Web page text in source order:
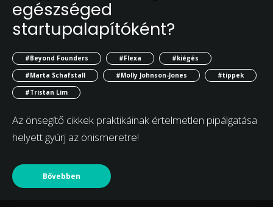
egészséged
startupalapítóként?
#Beyond Founders #Flexa
#kiégés
#Marta Schafstall
#Molly Johnson-Jones
#tippek
#Tristan Lim
Az önsegítő cikkek praktikáinak értelmetlen pipálgatása
helyett gyúrj az önismeretre!
Bővebben